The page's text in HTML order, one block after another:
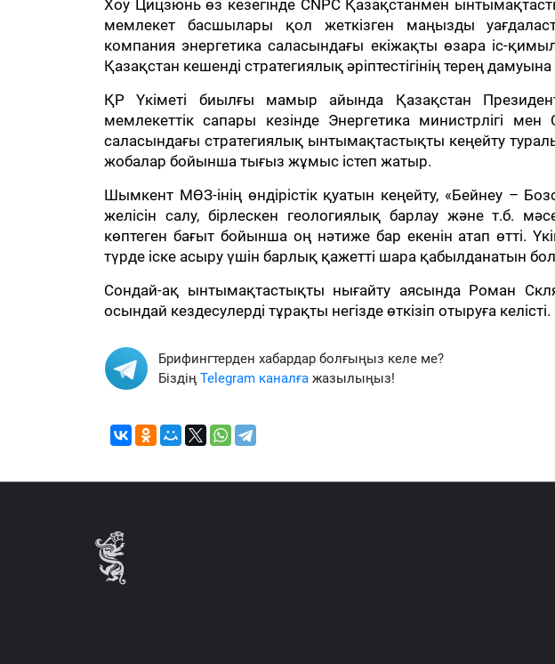
Хоу Цицзюнь өз кезегінде CNPC Қазақстанмен
мемлекет басшылары қол жеткізген маңызды
компания энергетика саласындағы екіжақты өзара іс-
Қазақстан кешенді стратегиялық әріптестігінің терең
ҚР Үкіметі биылғы мамыр айында Қазақстан
мемлекеттік сапары кезінде Энергетика министрлігі
саласындағы стратегиялық ынтымақтастықты кеңейту
жобалар бойынша тығыз жұмыс істеп жатыр.
Шымкент МӨЗ-інің өндірістік қуатын кеңейту, «Бейнеу –
желісін салу, бірлескен геологиялық барлау және т.б.
көптеген бағыт бойынша оң нәтиже бар екенін атап өтті.
түрде іске асыру үшін барлық қажетті шара қабылданатын
Сондай-ақ ынтымақтастықты нығайту аясында Роман
осындай кездесулерді тұрақты негізде өткізіп отыруға келісті.
Брифингтерден хабардар болғыңыз келе ме?
Біздің Telegram каналға жазылыңыз!